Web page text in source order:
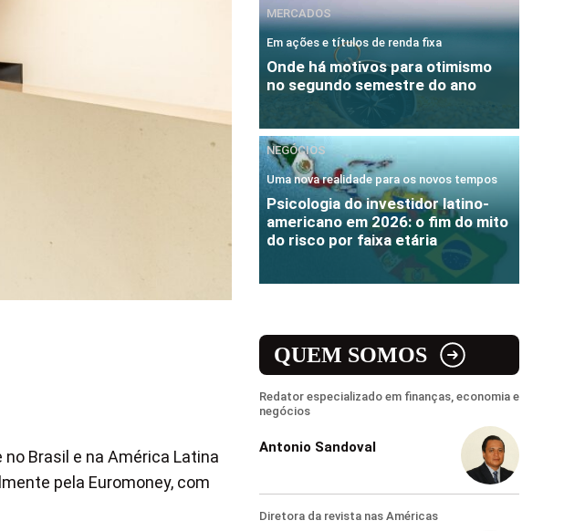
Brasil e na América Latina
pela Euromoney, com
MERCADOS
Em ações e títulos de renda fixa
Onde há motivos para otimismo
no segundo semestre do ano
NEGÓCIOS
Uma nova realidade para os novos tempos
Psicologia do investidor latino-
americano em 2026: o fim do mito
do risco por faixa etária
QUEM SOMOS
Redator especializado em finanças, economia e
negócios
Antonio Sandoval
Diretora da revista nas Américas